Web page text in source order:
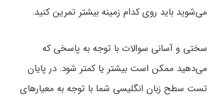
می‌شوید باید روی کدام زمینه بیشتر تمرین کنید.
سختی و آسانی سوالات با توجه به پاسخی که
می‌دهید ممکن است بیشتر یا کمتر شود. در پایان
تست سطح زبان انگلیسی شما با توجه به معیارهای